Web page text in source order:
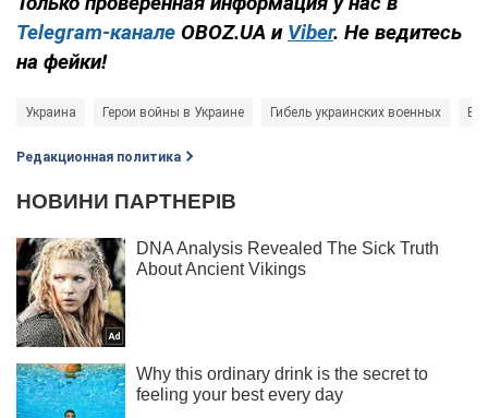
Telegram-канале OBOZ.UA и Viber. Не ведитесь
на фейки!
Украина Герои войны в Украине Гибель украинских военных
Редакционная политика